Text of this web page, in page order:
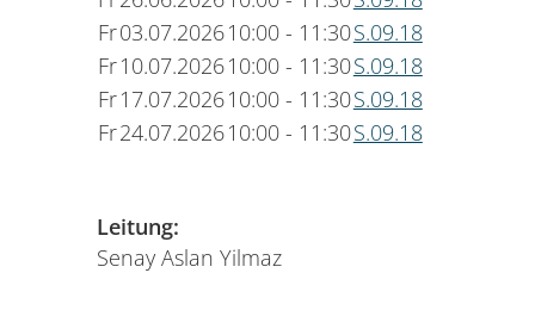
Fr03.07.202610:00 - 11:30S.09.18
Fr10.07.202610:00 - 11:30S.09.18
Fr17.07.202610:00 - 11:30S.09.18
Fr24.07.202610:00 - 11:30S.09.18
Leitung:
Senay Aslan Yilmaz